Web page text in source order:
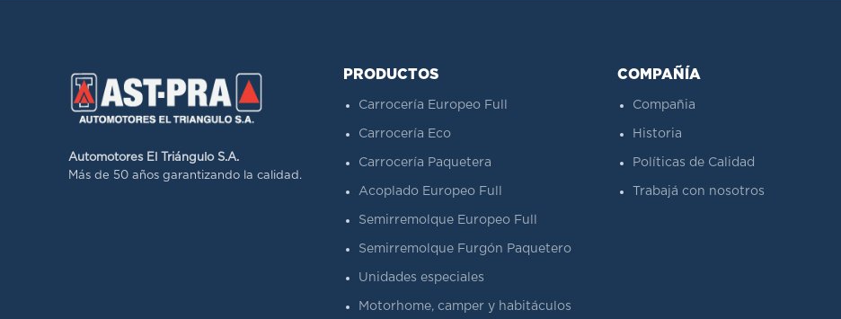
Automotores El Triángulo S.A.
Más de 50 años garantizando la calidad.
PRODUCTOS
Carrocería Europeo Full
Carrocería Eco
Carrocería Paquetera
Acoplado Europeo Full
Semirremolque Europeo Full
Semirremolque Furgón Paquetero
Unidades especiales
Motorhome, camper y habitáculos
COMPAÑÍA
Compañia
Historia
Políticas de Calidad
Trabajá con nosotros